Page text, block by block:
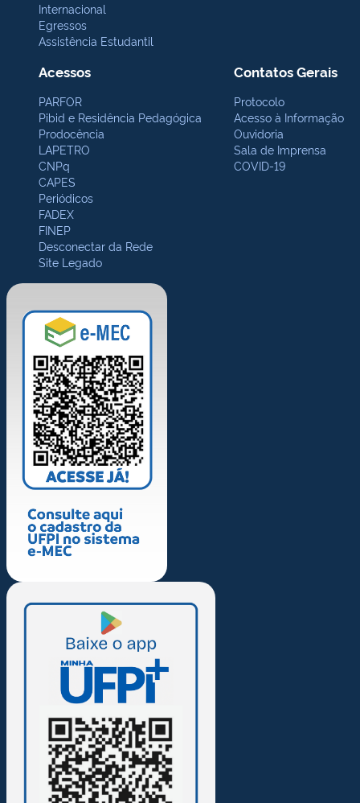
Internacional
Egressos
Assistência Estudantil
Acessos
PARFOR
Pibid e Residência Pedagógica
Prodocência
LAPETRO
CNPq
CAPES
Periódicos
FADEX
FINEP
Desconectar da Rede
Site Legado
Contatos Gerais
Protocolo
Acesso à Informação
Ouvidoria
Sala de Imprensa
COVID-19